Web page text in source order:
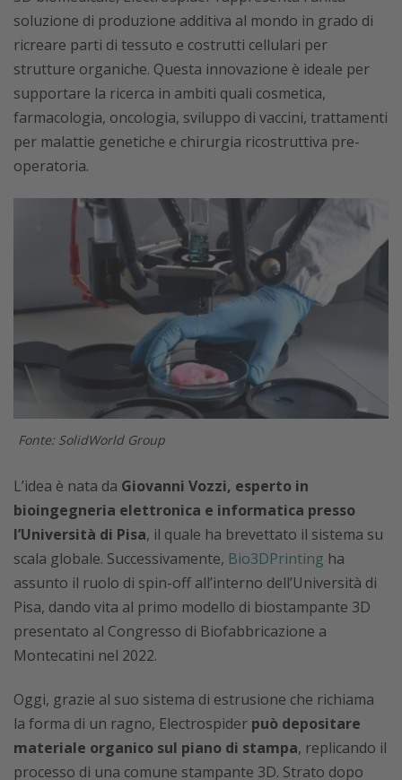
soluzione di produzione additiva al mondo in grado di
ricreare parti di tessuto e costrutti cellulari per
strutture organiche. Questa innovazione è ideale per
supportare la ricerca in ambiti quali cosmetica,
farmacologia, oncologia, sviluppo di vaccini, trattamenti
per malattie genetiche e chirurgia ricostruttiva pre-
operatoria.
Fonte: SolidWorld Group
L’idea è nata da Giovanni Vozzi, esperto in
bioingegneria elettronica e informatica presso
l’Università di Pisa, il quale ha brevettato il sistema su
scala globale. Successivamente, Bio3DPrinting ha
assunto il ruolo di spin-off all’interno dell’Università di
Pisa, dando vita al primo modello di biostampante 3D
presentato al Congresso di Biofabbricazione a
Montecatini nel 2022.
Oggi, grazie al suo sistema di estrusione che richiama
la forma di un ragno, Electrospider può depositare
materiale organico sul piano di stampa, replicando il
processo di una comune stampante 3D. Strato dopo